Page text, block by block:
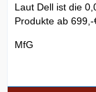
Laut Dell ist die
Produkte ab
MfG